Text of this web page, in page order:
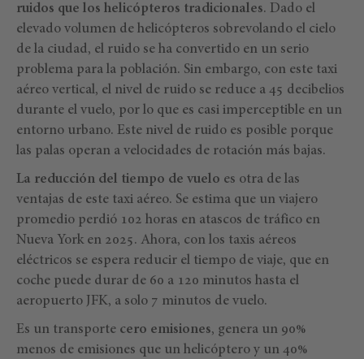
ruidos que los helicópteros tradicionales. Dado el
elevado volumen de helicópteros sobrevolando el cielo
de la ciudad, el ruido se ha convertido en un serio
problema para la población. Sin embargo, con este taxi
aéreo vertical, el nivel de ruido se reduce a 45 decibelios
durante el vuelo, por lo que es casi imperceptible en un
entorno urbano. Este nivel de ruido es posible porque
las palas operan a velocidades de rotación más bajas.
La reducción del tiempo de vuelo es otra de las
ventajas de este taxi aéreo. Se estima que un viajero
promedio perdió 102 horas en atascos de tráfico en
Nueva York en 2025. Ahora, con los taxis aéreos
eléctricos se espera reducir el tiempo de viaje, que en
coche puede durar de 60 a 120 minutos hasta el
aeropuerto JFK, a solo 7 minutos de vuelo.
Es un transporte cero emisiones, genera un 90%
menos de emisiones que un helicóptero y un 40%